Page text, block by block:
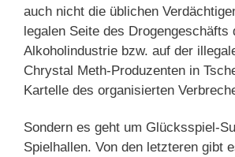
auch nicht die üblichen
legalen Seite des Drogengeschäfts
Alkoholindustrie bzw. auf der
Chrystal Meth-Produzenten in
Kartelle des organisierten
Sondern es geht um Glücksspiel-
Spielhallen. Von den letzteren gibt